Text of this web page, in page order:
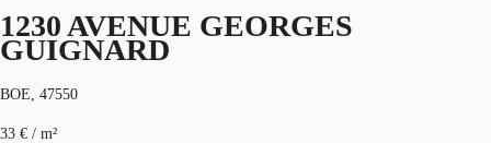
1230 AVENUE GEORGES
GUIGNARD
BOE, 47550
33 € / m²